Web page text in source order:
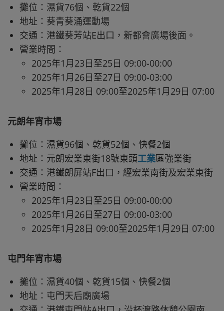
攤位：濕貨76個、乾貨22個
地址：葵青葵涌運動場
交通：港鐵葵芳站E出口，新都會廣場後面。
營業時間：
2025年1月23日至25日 09:00-00:00
2025年1月26日至27日 09:00-03:00
2025年1月28日 09:00至2025年1月29日 07:00
元朗年宵市場
攤位：濕貨96個、乾貨52個、快餐2個
地址：元朗宏業東街18號東頭工業區強業街
交通：港鐵朗屏站F出口，經宏業南街及宏業東街
營業時間：
2025年1月23日至25日 09:00-00:00
2025年1月26日至27日 09:00-03:00
2025年1月28日 09:00至2025年1月29日 07:00
屯門年宵市場
攤位：濕貨40個、乾貨15個、快餐2個
地址：屯門天后廟廣場